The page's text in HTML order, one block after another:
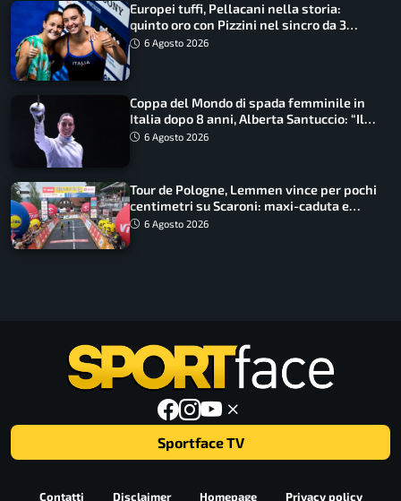
Europei tuffi, Pellacani nella storia:
quinto oro con Pizzini nel sincro da 3
metri
6 Agosto 2026
Coppa del Mondo di spada femminile in
Italia dopo 8 anni, Alberta Santuccio: “Il
lavoro dà sempre i suoi frutti”
6 Agosto 2026
Tour de Pologne, Lemmen vince per pochi
centimetri su Scaroni: maxi-caduta e
tappa accorciata
6 Agosto 2026
Sportface TV
Contatti Disclaimer Homepage Privacy policy